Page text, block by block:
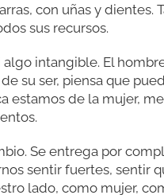
con uñas y dientes.
sus recursos.
intangible. El
su ser, piensa que
estamos de la mujer,
Se entrega por
sentir fuertes, sentir
lado, como mujer,